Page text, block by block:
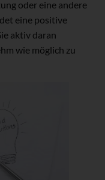
oder eine andere
eine positive
aktiv daran
wie möglich zu